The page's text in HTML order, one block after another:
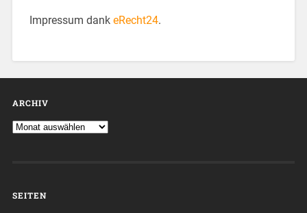
Impressum dank eRecht24.
ARCHIV
SEITEN